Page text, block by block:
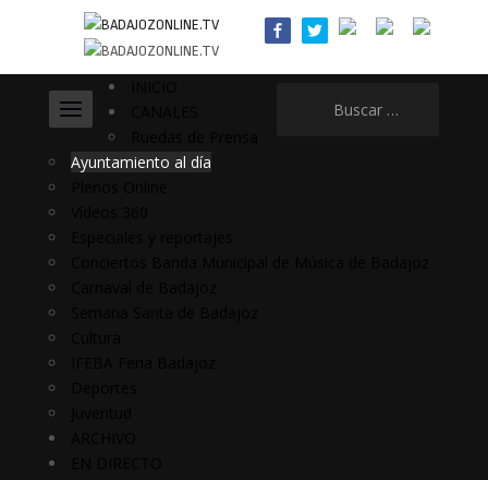
Ayuntamiento al día